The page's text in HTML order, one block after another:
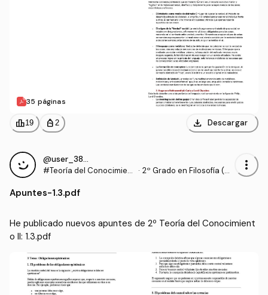
35 páginas
leaderboard19 personal_bag 2 download Descargar
@user_3868214
#Teoría del Conocimient
· 2º Grado en Filosofía (U
more_vert
Apuntes-1.3.pdf
He publicado nuevos apuntes de 2º Teoría del Conocimient
o II: 1.3.pdf